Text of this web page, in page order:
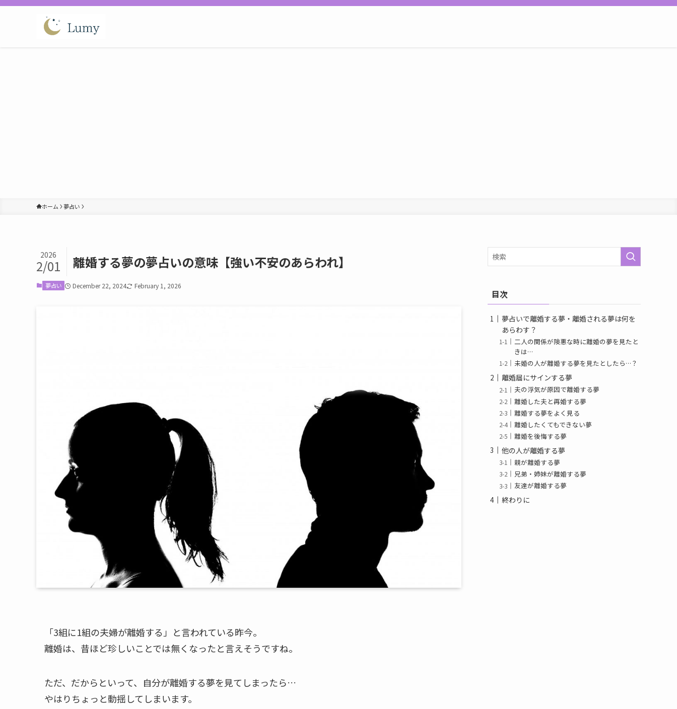
ホーム 夢占い
離婚する夢の夢占いの意味【強い不安のあらわれ】
2026
2/01
夢占い December 22, 2024 February 1, 2026
「3組に1組の夫婦が離婚する」と言われている昨今。
離婚は、昔ほど珍しいことでは無くなったと言えそうですね。
ただ、だからといって、自分が離婚する夢を見てしまったら…
やはりちょっと動揺してしまいます。
目次
夢占いで離婚する夢・離婚される夢は何を
あらわす？
二人の関係が険悪な時に離婚の夢を見たと
きは…
未婚の人が離婚する夢を見たとしたら…？
離婚届にサインする夢
夫の浮気が原因で離婚する夢
離婚した夫と再婚する夢
離婚する夢をよく見る
離婚したくてもできない夢
離婚を後悔する夢
他の人が離婚する夢
親が離婚する夢
兄弟・姉妹が離婚する夢
友達が離婚する夢
終わりに